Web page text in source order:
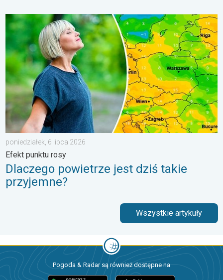
Dlaczego powietrze jest dziś takie przyjemne?. Efekt punktu
poniedziałek, 6 lipca 2026
Efekt punktu rosy
Dlaczego powietrze jest dziś takie
przyjemne?
Wszystkie artykuły
Pogoda & Radar są również dostępne na